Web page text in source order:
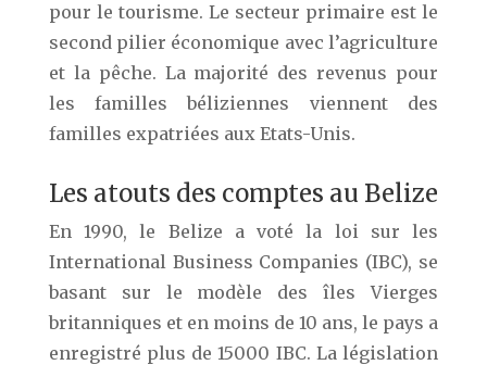
pour le tourisme. Le secteur primaire est le
second pilier économique avec l’agriculture
et la pêche. La majorité des revenus pour
les familles béliziennes viennent des
familles expatriées aux Etats-Unis.
Les atouts des comptes au Belize
En 1990, le Belize a voté la loi sur les
International Business Companies (IBC), se
basant sur le modèle des îles Vierges
britanniques et en moins de 10 ans, le pays a
enregistré plus de 15000 IBC. La législation